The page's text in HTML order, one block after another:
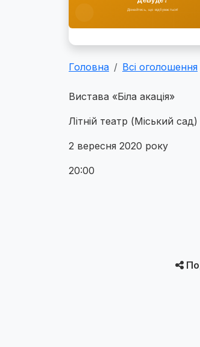
Головна Всі оголошення
Вистава «Біла акація»
Літній театр (Міський сад)
2 вересня 2020 року
20:00